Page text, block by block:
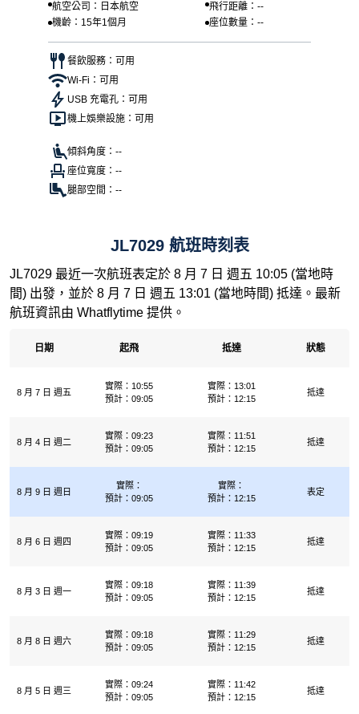
航空公司：日本航空
飛行距離：--
機齡：15年1個月
座位數量：--
餐飲服務：可用
Wi-Fi：可用
USB 充電孔：可用
機上娛樂設施：可用
傾斜角度：--
座位寬度：--
腿部空間：--
JL7029 航班時刻表
JL7029 最近一次航班表定於 8 月 7 日 週五 10:05 (當地時
間) 出發，並於 8 月 7 日 週五 13:01 (當地時間) 抵達。最新
航班資訊由 Whatflytime 提供。
日期 起飛 抵達 狀態
8 月 7 日 週五
實際：10:55
預計：09:05
實際：13:01
預計：12:15
抵達
8 月 4 日 週二
實際：09:23
預計：09:05
實際：11:51
預計：12:15
抵達
8 月 9 日 週日
實際：
預計：09:05
實際：
預計：12:15
表定
8 月 6 日 週四
實際：09:19
預計：09:05
實際：11:33
預計：12:15
抵達
8 月 3 日 週一
實際：09:18
預計：09:05
實際：11:39
預計：12:15
抵達
8 月 8 日 週六
實際：09:18
預計：09:05
實際：11:29
預計：12:15
抵達
8 月 5 日 週三
實際：09:24
預計：09:05
實際：11:42
預計：12:15
抵達